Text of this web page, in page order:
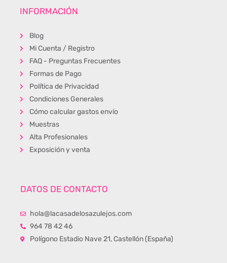
INFORMACIÓN
Blog
Mi Cuenta / Registro
FAQ - Preguntas Frecuentes
Formas de Pago
Política de Privacidad
Condiciones Generales
Cómo calcular gastos envío
Muestras
Alta Profesionales
Exposición y venta
DATOS DE CONTACTO
hola@lacasadelosazulejos.com
964 78 42 46
Polígono Estadio Nave 21, Castellón (España)